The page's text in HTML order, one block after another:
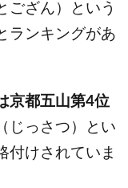
ござん）という
ランキングがあ
京都五山第4位
じっさつ）とい
付けされていま